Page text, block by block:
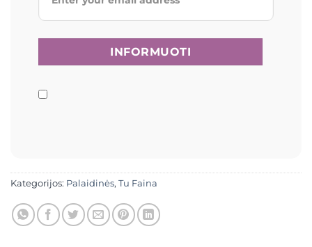
Kategorijos: Palaidinės, Tu Faina